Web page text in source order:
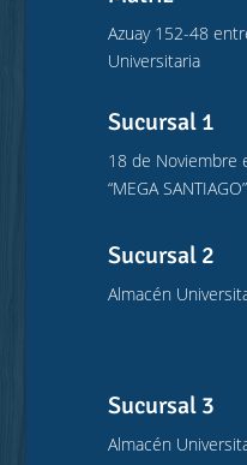
Azuay 152-48
Universitaria
Sucursal 1
18 de Noviembre
“MEGA SANTIAGO”
Sucursal 2
Almacén
Sucursal 3
Almacén